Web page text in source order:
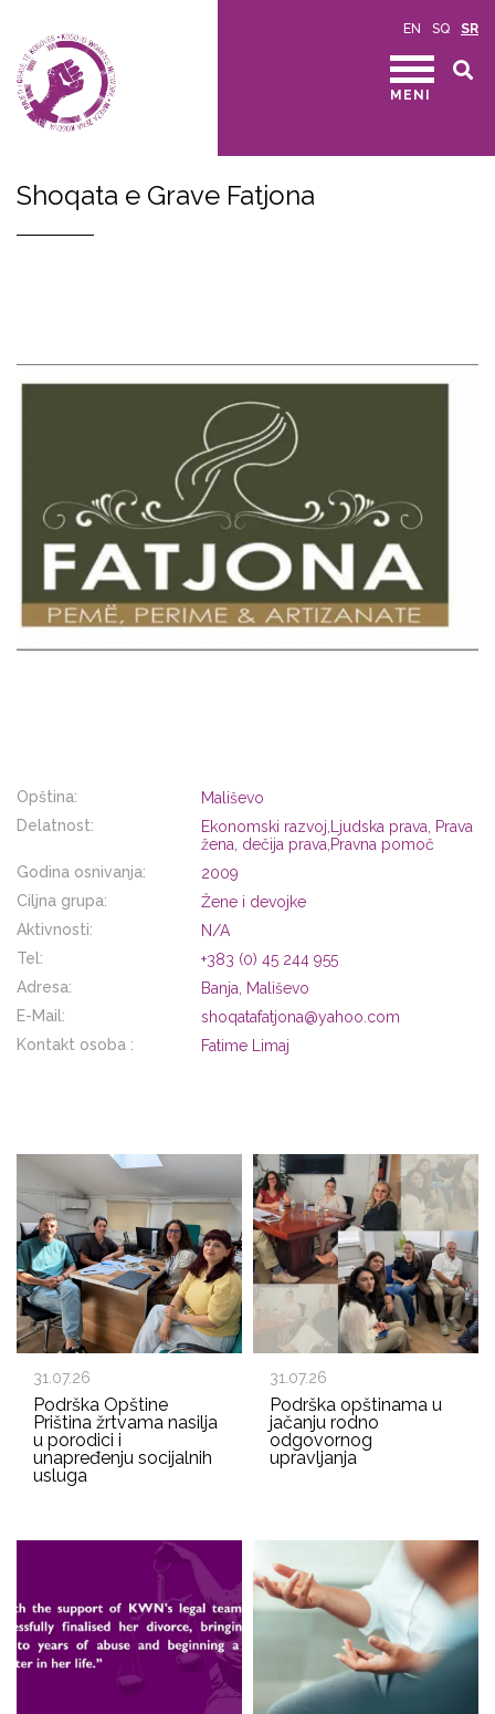
EN SQ SR
MENI
Shoqata e Grave Fatjona
Opština:
Mališevo
Delatnost:
Ekonomski razvoj,Ljudska prava, Prava
žena, dečija prava,Pravna pomoč
Godina osnivanja:
2009
Ciljna grupa:
Žene i devojke
Aktivnosti:
N/A
Tel:
+383 (0) 45 244 955
Adresa:
Banja, Mališevo
E-Mail:
shoqatafatjona@yahoo.com
Kontakt osoba :
Fatime Limaj
31.07.26
Podrška Opštine
Priština žrtvama nasilja
u porodici i
unapređenju socijalnih
usluga
31.07.26
Podrška opštinama u
jačanju rodno
odgovornog
upravljanja